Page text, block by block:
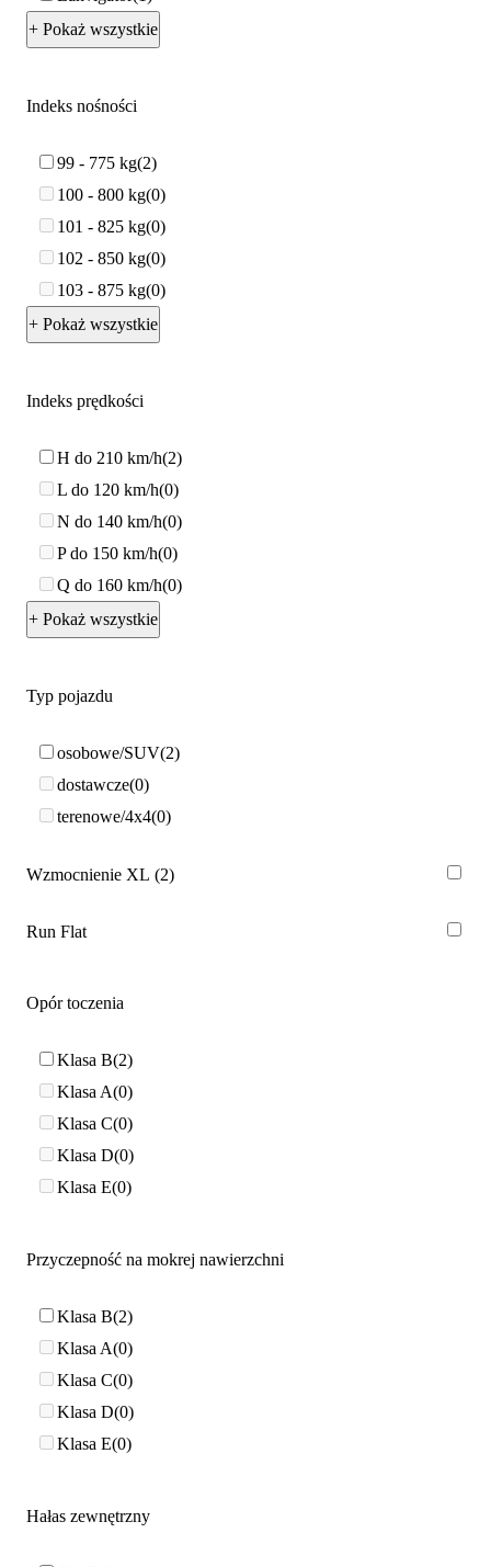
+ Pokaż wszystkie
Indeks nośności
99 - 775 kg 2
100 - 800 kg 0
101 - 825 kg 0
102 - 850 kg 0
103 - 875 kg 0
+ Pokaż wszystkie
Indeks prędkości
H do 210 km/h 2
L do 120 km/h 0
N do 140 km/h 0
P do 150 km/h 0
Q do 160 km/h 0
+ Pokaż wszystkie
Typ pojazdu
osobowe/SUV 2
dostawcze 0
terenowe/4x4 0
Wzmocnienie XL 2
Run Flat
Opór toczenia
Klasa B 2
Klasa A 0
Klasa C 0
Klasa D 0
Klasa E 0
Przyczepność na mokrej nawierzchni
Klasa B 2
Klasa A 0
Klasa C 0
Klasa D 0
Klasa E 0
Hałas zewnętrzny